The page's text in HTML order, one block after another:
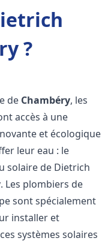
?
de Chambéry, les
accès à une
et écologique
leur eau : le
solaire de Dietrich
. Les plombiers de
sont spécialement
installer et
systèmes solaires